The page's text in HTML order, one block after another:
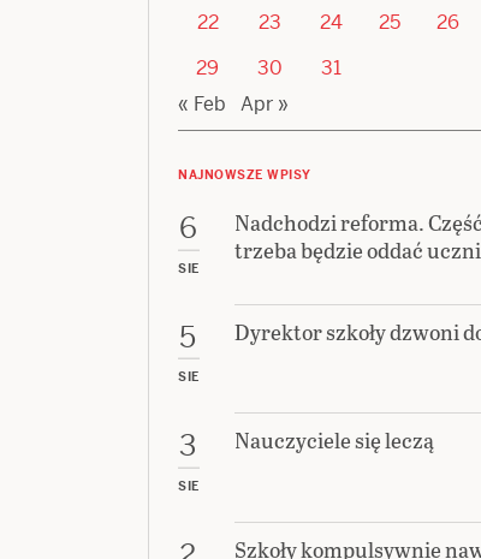
22
23 24 25 26
29
30
31
« Feb
Apr »
NAJNOWSZE WPISY
6
SIE
Nadchodzi reforma.
trzeba będzie oddać
5
SIE
Dyrektor szkoły dzwoni
3
SIE
Nauczyciele się leczą
Szkoły kompulsywnie